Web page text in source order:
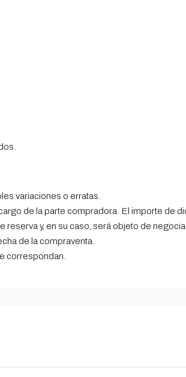
variaciones o erratas.
de la parte compradora. El importe de
y, en su caso, será objeto de
de la compraventa.
correspondan.